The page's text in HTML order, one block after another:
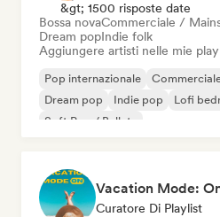
&gt; 1500 risposte date
Bossa novaCommerciale /
Dream popIndie folk
Aggiungere artisti nelle mie
Pop internazionale
Dream pop
Indie pop Lofi
Soft Pop / Ballata
Vacation Mode:
Curatore Di Playlist